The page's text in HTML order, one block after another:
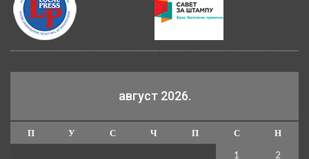
август 2026.
П У С Ч П С
Н
1
2